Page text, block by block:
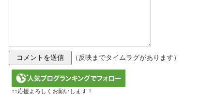
（反映までタイムラグがあります）
↑↑応援よろしくお願いします！